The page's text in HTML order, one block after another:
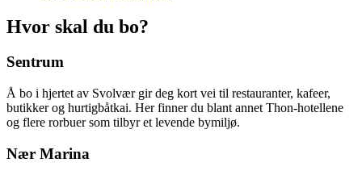
Hvor skal du bo?
Sentrum
Å bo i hjertet av Svolvær gir deg kort vei til restauranter, kafeer,
butikker og hurtigbåtkai. Her finner du blant annet Thon-hotellene
og flere rorbuer som tilbyr et levende bymiljø.
Nær Marina